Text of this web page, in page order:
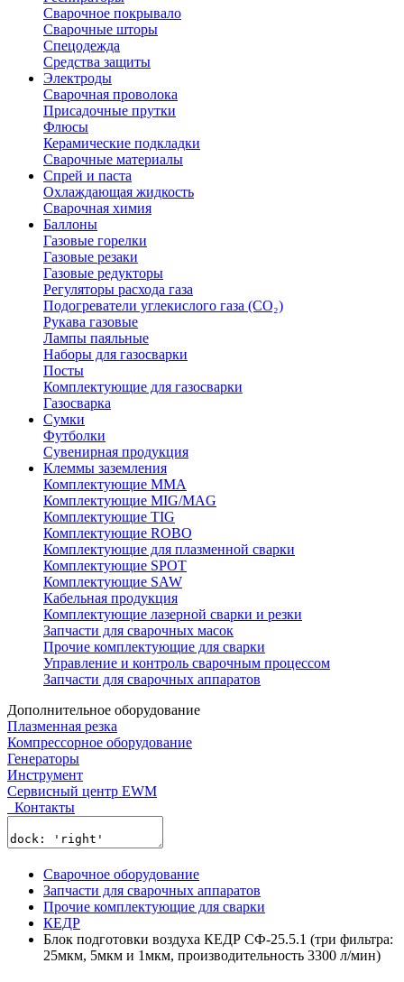
Сварочное покрывало
Сварочные шторы
Спецодежда
Средства защиты
Электроды
Сварочная проволока
Присадочные прутки
Флюсы
Керамические подкладки
Сварочные материалы
Спрей и паста
Охлаждающая жидкость
Сварочная химия
Баллоны
Газовые горелки
Газовые резаки
Газовые редукторы
Регуляторы расхода газа
Подогреватели углекислого газа (CO₂)
Рукава газовые
Лампы паяльные
Наборы для газосварки
Посты
Комплектующие для газосварки
Газосварка
Сумки
Футболки
Сувенирная продукция
Клеммы заземления
Комплектующие ММА
Комплектующие MIG/MAG
Комплектующие TIG
Комплектующие ROBO
Комплектующие для плазменной сварки
Комплектующие SPOT
Комплектующие SAW
Кабельная продукция
Комплектующие лазерной сварки и резки
Запчасти для сварочных масок
Прочие комплектующие для сварки
Управление и контроль сварочным процессом
Запчасти для сварочных аппаратов
Дополнительное оборудование
Плазменная резка
Компрессорное оборудование
Генераторы
Инструмент
Сервисный центр EWM
Контакты
Сварочное оборудование
Запчасти для сварочных аппаратов
Прочие комплектующие для сварки
КЕДР
Блок подготовки воздуха КЕДР СФ-25.5.1 (три фильтра:
25мкм, 5мкм и 1мкм, производительность 3300 л/мин)